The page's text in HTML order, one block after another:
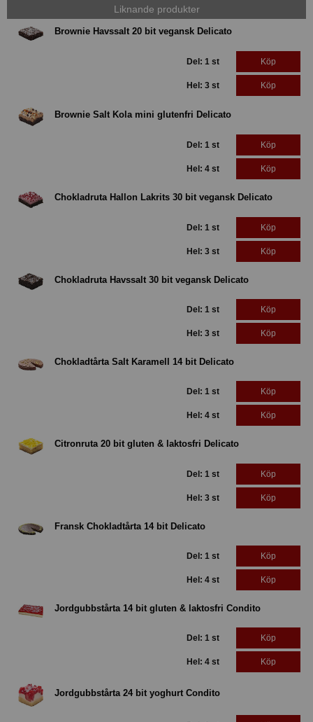
Liknande produkter
Brownie Havssalt 20 bit vegansk Delicato
Del: 1 st Köp
Hel: 3 st Köp
Brownie Salt Kola mini glutenfri Delicato
Del: 1 st Köp
Hel: 4 st Köp
Chokladruta Hallon Lakrits 30 bit vegansk Delicato
Del: 1 st Köp
Hel: 3 st Köp
Chokladruta Havssalt 30 bit vegansk Delicato
Del: 1 st Köp
Hel: 3 st Köp
Chokladtårta Salt Karamell 14 bit Delicato
Del: 1 st Köp
Hel: 4 st Köp
Citronruta 20 bit gluten & laktosfri Delicato
Del: 1 st Köp
Hel: 3 st Köp
Fransk Chokladtårta 14 bit Delicato
Del: 1 st Köp
Hel: 4 st Köp
Jordgubbstårta 14 bit gluten & laktosfri Condito
Del: 1 st Köp
Hel: 4 st Köp
Jordgubbstårta 24 bit yoghurt Condito